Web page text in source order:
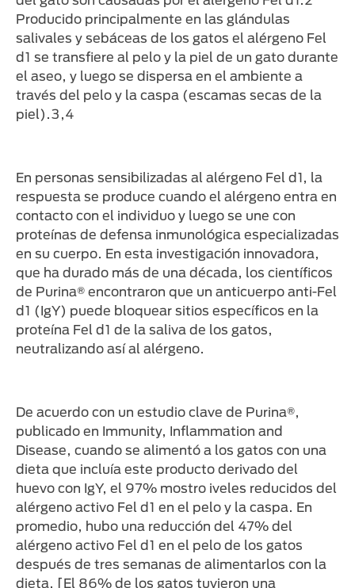
Producido principalmente en las glándulas
salivales y sebáceas de los gatos el alérgeno Fel
d1 se transfiere al pelo y la piel de un gato durante
el aseo, y luego se dispersa en el ambiente a
través del pelo y la caspa (escamas secas de la
piel).3,4
En personas sensibilizadas al alérgeno Fel d1, la
respuesta se produce cuando el alérgeno entra en
contacto con el individuo y luego se une con
proteínas de defensa inmunológica especializadas
en su cuerpo. En esta investigación innovadora,
que ha durado más de una década, los científicos
de Purina® encontraron que un anticuerpo anti-Fel
d1 (IgY) puede bloquear sitios específicos en la
proteína Fel d1 de la saliva de los gatos,
neutralizando así al alérgeno.
De acuerdo con un estudio clave de Purina®,
publicado en Immunity, Inflammation and
Disease, cuando se alimentó a los gatos con una
dieta que incluía este producto derivado del
huevo con IgY, el 97% mostro iveles reducidos del
alérgeno activo Fel d1 en el pelo y la caspa. En
promedio, hubo una reducción del 47% del
alérgeno activo Fel d1 en el pelo de los gatos
después de tres semanas de alimentarlos con la
dieta. [El 86% de los gatos tuvieron una